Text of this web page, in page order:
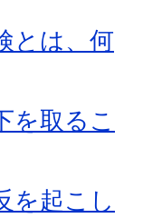
とは、何
を取るこ
を起こし